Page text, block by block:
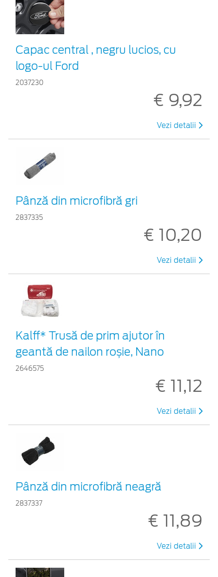
Capac central , negru lucios, cu
logo-ul Ford
2037230
€ 9,92
Vezi detalii
Pânză din microfibră gri
2837335
€ 10,20
Vezi detalii
Kalff* Trusă de prim ajutor în
geantă de nailon roșie, Nano
2646575
€ 11,12
Vezi detalii
Pânză din microfibră neagră
2837337
€ 11,89
Vezi detalii